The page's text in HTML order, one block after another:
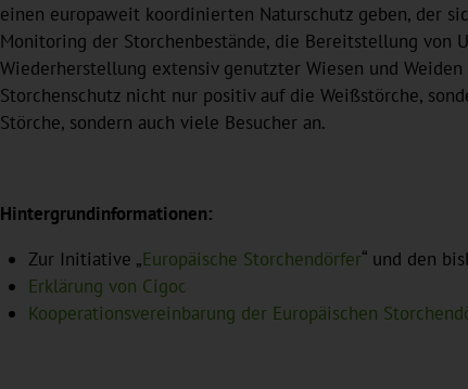
einen europaweit koordinierten Naturschutz geben, der
Monitoring der Storchenbestände, die Bereitstellung von
Wiederherstellung extensiv genutzter Wiesen und
Storchenschutz nicht nur positiv auf die Weißstörche,
Störche, sondern auch viele Besucher an.
Hintergrundinformationen:
Zur Initiative „Europäische Storchendörfer“ und den
Erklärung von Cigoc
Kooperationsvereinbarung der Europäischen